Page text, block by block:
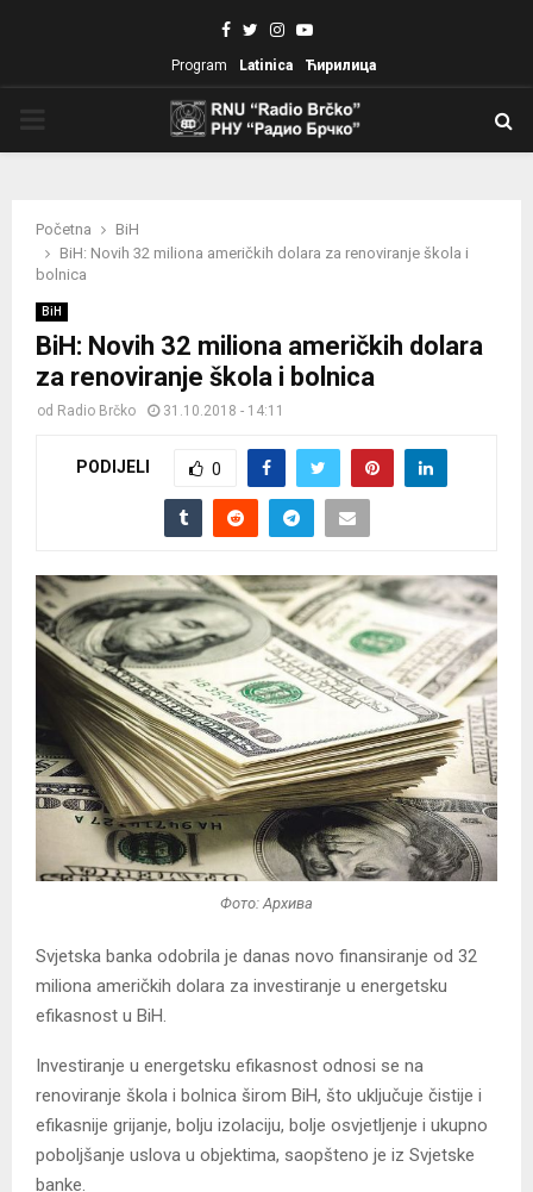
Facebook
TwitterInstagram
Youtube
Program Latinica Ћирилица
Početna
BiH
BiH: Novih 32 miliona američkih dolara za renoviranje škola i
bolnica
BiH
BiH: Novih 32 miliona američkih dolara
za renoviranje škola i bolnica
od Radio Brčko 31.10.2018 - 14:11
PODIJELI 0
Фото: Архива
Svjetska banka odobrila je danas novo finansiranje od 32
miliona američkih dolara za investiranje u energetsku
efikasnost u BiH.
Investiranje u energetsku efikasnost odnosi se na
renoviranje škola i bolnica širom BiH, što uključuje čistije i
efikasnije grijanje, bolju izolaciju, bolje osvjetljenje i ukupno
poboljšanje uslova u objektima, saopšteno je iz Svjetske
banke.